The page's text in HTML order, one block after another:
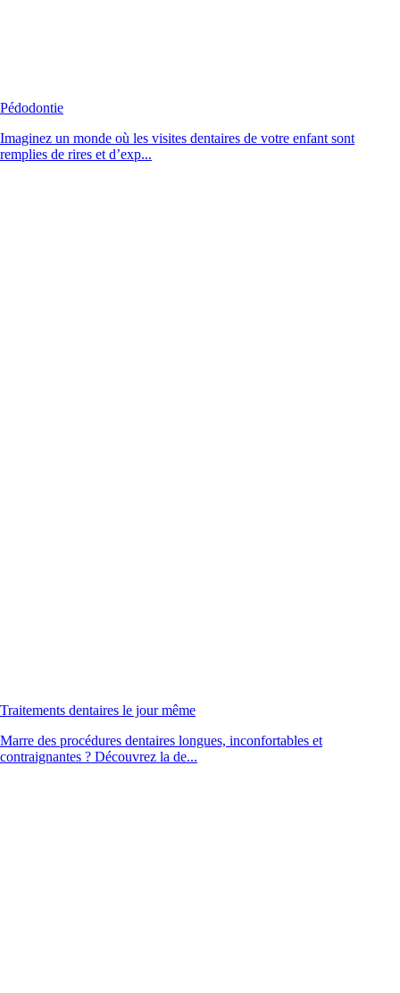
Pédodontie
Imaginez un monde où les visites dentaires de votre enfant sont
remplies de rires et d’exp...
Traitements dentaires le jour même
Marre des procédures dentaires longues, inconfortables et
contraignantes ? Découvrez la de...